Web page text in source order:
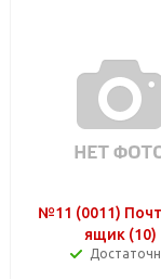
№11 (0011)
ящик (10)